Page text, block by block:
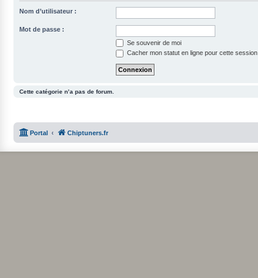
Nom d’utilisateur :
Mot de passe :
Se souvenir de moi
Cacher mon statut en ligne pour cette session
Cette catégorie n’a pas de forum.
Portal Chiptuners.fr